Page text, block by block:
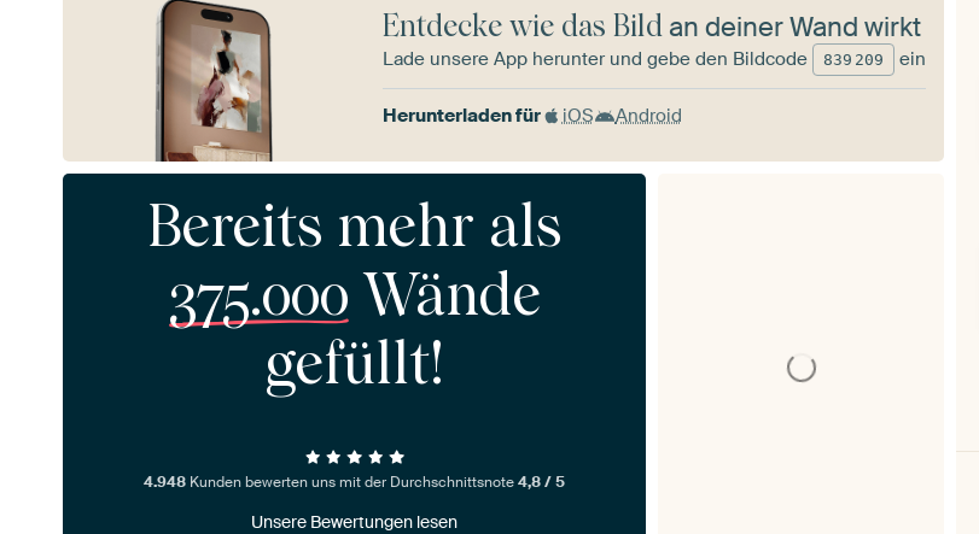
Entdecke wie das Bildan deiner Wand wirkt
Lade unsere App herunter und gebe den Bildcode 839 209 ein
Herunterladen für iOS Android
Bereits mehr als
375.000 Wände
gefüllt!
4.948 Kunden bewerten uns mit der Durchschnittsnote4,8 / 5
Unsere Bewertungen lesen